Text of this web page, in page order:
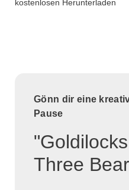
kostenlosen Herunterladen
Gönn dir eine
Pause
Three